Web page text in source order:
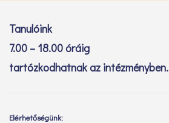
Tanulóink
7.00 – 18.00 óráig
tartózkodhatnak az intézményben.
Elérhetőségünk: